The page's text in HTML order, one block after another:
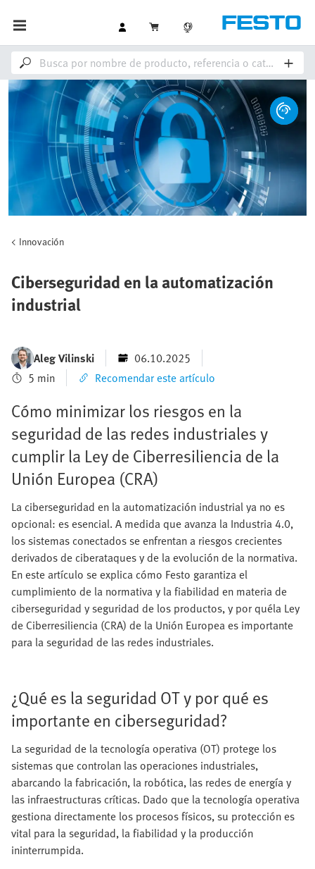
Innovación
Ciberseguridad en la automatización
industrial
Aleg Vilinski
06.10.2025
5 min
Recomendar este artículo
Cómo minimizar los riesgos en la
seguridad de las redes industriales y
cumplir la Ley de Ciberresiliencia de la
Unión Europea (CRA)
La ciberseguridad en la automatización industrial ya no es
opcional: es esencial. A medida que avanza la Industria 4.0,
los sistemas conectados se enfrentan a riesgos crecientes
derivados de ciberataques y de la evolución de la normativa.
En este artículo se explica cómo Festo garantiza el
cumplimiento de la normativa y la fiabilidad en materia de
ciberseguridad y seguridad de los productos, y por quéla Ley
de Ciberresiliencia (CRA) de la Unión Europea es importante
para la seguridad de las redes industriales.
¿Qué es la seguridad OT y por qué es
importante en ciberseguridad?
La seguridad de la tecnología operativa (OT) protege los
sistemas que controlan las operaciones industriales,
abarcando la fabricación, la robótica, las redes de energía y
las infraestructuras críticas. Dado que la tecnología operativa
gestiona directamente los procesos físicos, su protección es
vital para la seguridad, la fiabilidad y la producción
ininterrumpida.